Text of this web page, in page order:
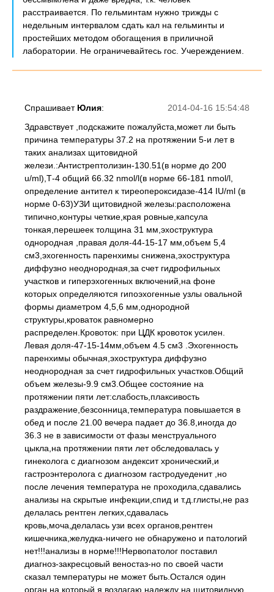
расстраивается. По гельминтам нужно трижды с
недельным интервалом сдать кал на гельминты и
простейших методом обогащения в приличной
лаборатории. Не ограничевайтесь гос. Учереждением.
2014-04-16 15:54:48
Спрашивает Юлия:
Здравствует ,подскажите пожалуйста,может ли быть
причина температуры 37.2 на протяжении 5-и лет в
таких анализах щитовидной
желези.:Антистрептолизин-130.51(в норме до 200
u/ml),Т-4 общий 66.32 nmol/l(в норме 66-181 nmol/l,
определение антител к тиреопероксидазе-414 IU/ml (в
норме 0-63)УЗИ щитовидной железы:расположена
типично,контуры четкие,края ровные,капсула
тонкая,перешеек толщина 31 мм,эхоструктура
однородная ,правая доля-44-15-17 мм,объем 5,4
см3,эхогенность паренхимы снижена,эхоструктура
диффузно неоднородная,за счет гидрофильных
участков и гиперэхогенных включений,на фоне
которых определяются гипоэхогенные узлы овальной
формы диаметром 4,5,6 мм,однородной
структуры,кроваток равномерно
распределен.Кровоток: при ЦДК кровоток усилен.
Левая доля-47-15-14мм,объем 4.5 см3 .Эхогенность
паренхимы обычная,эхоструктура диффузно
неоднородная за счет гидрофильных участков.Общий
объем железы-9.9 см3.Общее состояние на
протяжении пяти лет:слабость,плаксивость
раздражение,безсонница,температура повышается в
обед и после 21.00 вечера падает до 36.8,иногда до
36.3 не в зависимости от фазы менструального
цыкла,на протяжении пяти лет обследовалась у
гинеколога с диагнозом андексит хронический,и
гастроэнтеролога с диагнозом гастродуеденит ,но
после лечения температура не проходила,сдавались
анализы на скрытые инфекции,спид и т.д.глисты,не раз
делалась рентген легких,сдавалась
кровь,моча,делалась узи всех органов,рентген
кишечника,желудка-ничего не обнаружено и патологий
нет!!!анализы в норме!!!Нервопатолог поставил
диагноз-закресцовый веностаз-но по своей части
сказал температуры не может быть.Остался один
орган на который я возлагаю надежду на щитовидную